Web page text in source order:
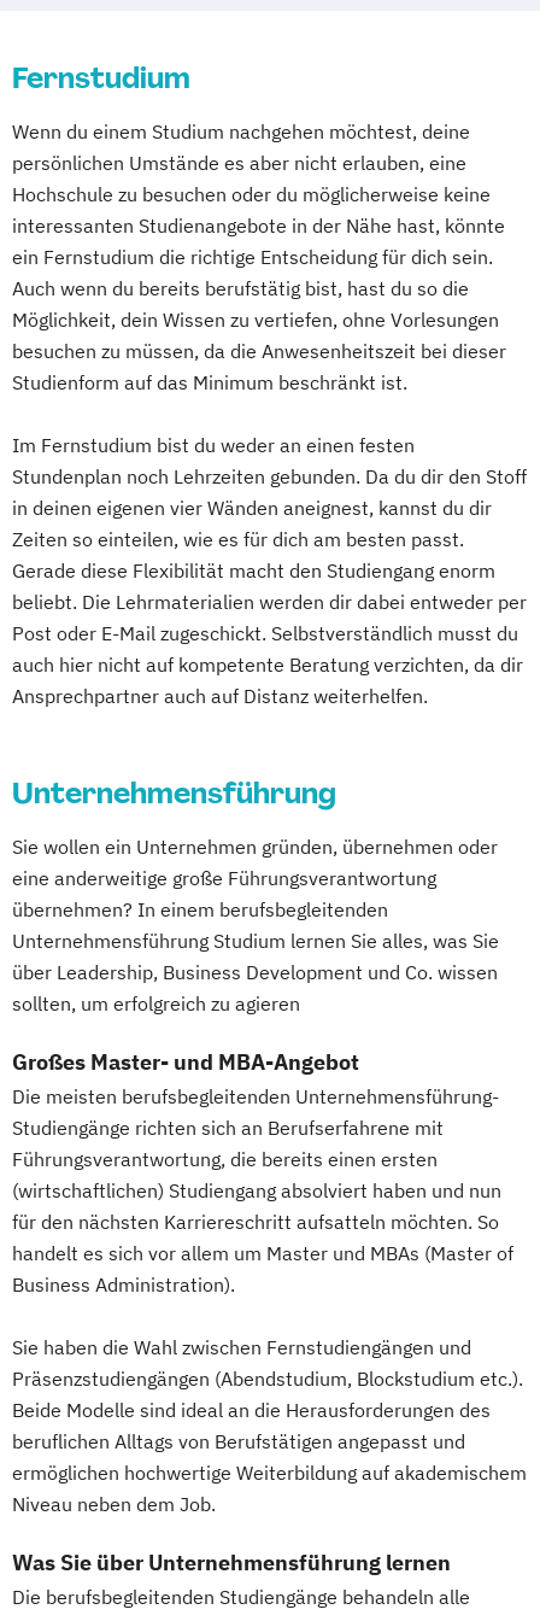
Schule
Konventionelle und Regenerative
Energieerzeugung
Master of Business Administration
Organisationales Lernen
Organisationsgestaltung
Personal und Organisation
Personalführung und -entwicklung
Psychologische Diagnostik
Gesundheits- und Sozialmanagement
Hochleistungswerkstoffe: Glas und
Keramik
Human Resource Management
Kinder- und Jugendhilfe
Kindheits- und Sozialwissenschaften
Leadership Logistikmanagement
Marketingmanagement Maschinenbau
Mechatronik
Produktionsmanagement
Robotik und Künstliche Intelligenz
Software Engineering
Soziale Arbeit (BASA-online)
Soziale Arbeit (MAPS)
Soziale Arbeit (SA-P) Sportmanagement
Unternehmensführung/
Finanzmanagement
Wirtschaftsmathematik
Fernstudium
Wenn du einem Studium nachgehen möchtest, deine
persönlichen Umstände es aber nicht erlauben, eine
Hochschule zu besuchen oder du möglicherweise keine
interessanten Studienangebote in der Nähe hast, könnte
ein Fernstudium die richtige Entscheidung für dich sein.
Auch wenn du bereits berufstätig bist, hast du so die
Möglichkeit, dein Wissen zu vertiefen, ohne Vorlesungen
besuchen zu müssen, da die Anwesenheitszeit bei dieser
Studienform auf das Minimum beschränkt ist.
Im Fernstudium bist du weder an einen festen
Stundenplan noch Lehrzeiten gebunden. Da du dir den Stoff
in deinen eigenen vier Wänden aneignest, kannst du dir
Zeiten so einteilen, wie es für dich am besten passt.
Gerade diese Flexibilität macht den Studiengang enorm
beliebt. Die Lehrmaterialien werden dir dabei entweder per
Post oder E-Mail zugeschickt. Selbstverständlich musst du
auch hier nicht auf kompetente Beratung verzichten, da dir
Ansprechpartner auch auf Distanz weiterhelfen.
Unternehmensführung
Sie wollen ein Unternehmen gründen, übernehmen oder
eine anderweitige große Führungsverantwortung
übernehmen? In einem berufsbegleitenden
Unternehmensführung Studium lernen Sie alles, was Sie
über Leadership, Business Development und Co. wissen
sollten, um erfolgreich zu agieren
Großes Master- und MBA-Angebot
Die meisten berufsbegleitenden Unternehmensführung-
Studiengänge richten sich an Berufserfahrene mit
Führungsverantwortung, die bereits einen ersten
(wirtschaftlichen) Studiengang absolviert haben und nun
für den nächsten Karriereschritt aufsatteln möchten. So
handelt es sich vor allem um Master und MBAs (Master of
Business Administration).
Sie haben die Wahl zwischen Fernstudiengängen und
Präsenzstudiengängen (Abendstudium, Blockstudium etc.).
Beide Modelle sind ideal an die Herausforderungen des
beruflichen Alltags von Berufstätigen angepasst und
ermöglichen hochwertige Weiterbildung auf akademischem
Niveau neben dem Job.
Was Sie über Unternehmensführung lernen
Die berufsbegleitenden Studiengänge behandeln alle